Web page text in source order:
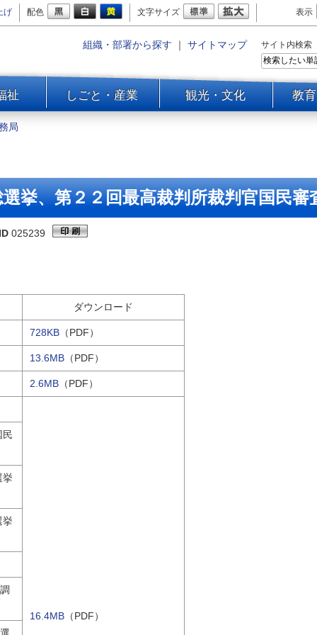
げ 配色 文字サイズ 表示
組織・部署から探す ｜ サイトマップ サイト内検索
祉 しごと・産業 観光・文化 教
局
挙、第２２回最高裁判所裁判官国民審
025239
ダウンロード
728KB （PDF）
13.6MB （PDF）
2.6MB （PDF）
16.4MB （PDF）
民
挙
挙